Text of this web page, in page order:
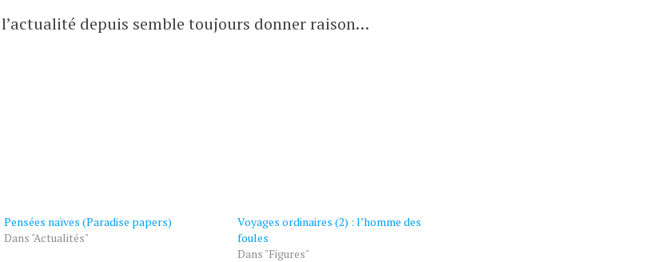
depuis semble toujours donner raison…
Pensées naïves (Paradise papers)
Dans "Actualités"
Voyages ordinaires (2) : l’homme des
foules
Dans "Figures"